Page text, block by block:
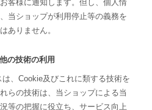
客様に通知します。但し、個人情
当ショップが利用停止等の義務を
ありません。
の技術の利用
は、Cookie及びこれに類する技術を
らの技術は、当ショップによる当
等の把握に役立ち、サービス向上